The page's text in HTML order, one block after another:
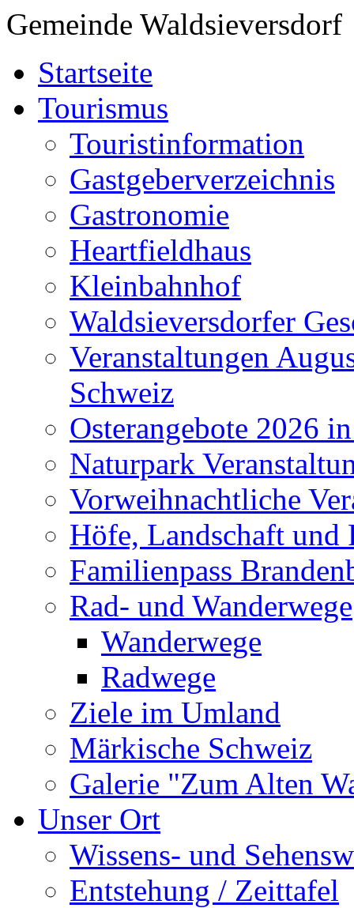
Gemeinde Waldsieversdorf
Startseite
Tourismus
Touristinformation
Gastgeberverzeichnis
Gastronomie
Heartfieldhaus
Kleinbahnhof
Waldsieversdorfer
Veranstaltungen
Schweiz
Osterangebote 2026
Naturpark
Vorweihnachtliche
Höfe, Landschaft und
Familienpass
Rad- und Wanderwege
Wanderwege
Radwege
Ziele im Umland
Märkische Schweiz
Galerie "Zum Alten
Unser Ort
Wissens- und
Entstehung / Zeittafel